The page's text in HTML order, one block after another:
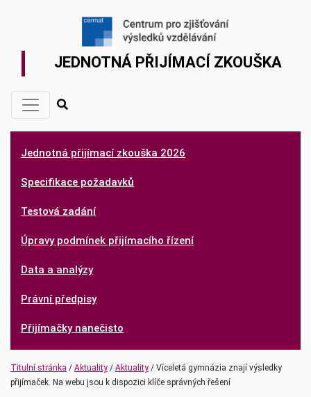
JEDNOTNÁ PŘIJÍMACÍ ZKOUŠKA
Jednotná přijímací zkouška 2026
Specifikace požadavků
Testová zadání
Úpravy podmínek přijímacího řízení
Data a analýzy
Právní předpisy
Přijímačky nanečisto
Titulní stránka Aktuality(current)
Aktuality(current)
Víceletá gymnázia znají výsledky
přijímaček. Na webu jsou k dispozici klíče správných řešení